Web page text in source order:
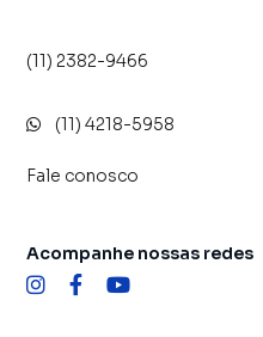
(11) 2382-9466
(11) 4218-5958
Fale conosco
Acompanhe nossas redes